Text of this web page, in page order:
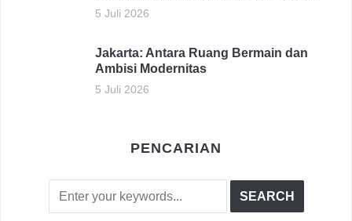
5 Juli 2026
Jakarta: Antara Ruang Bermain dan
Ambisi Modernitas
5 Juli 2026
PENCARIAN